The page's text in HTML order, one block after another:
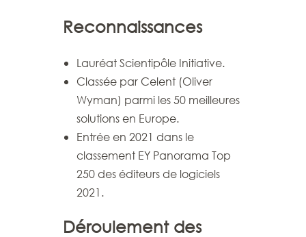
Reconnaissances
Lauréat Scientipôle Initiative.
Classée par Celent (Oliver
Wyman) parmi les 50 meilleures
solutions en Europe.
Entrée en 2021 dans le
classement EY Panorama Top
250 des éditeurs de logiciels
2021.
Déroulement des